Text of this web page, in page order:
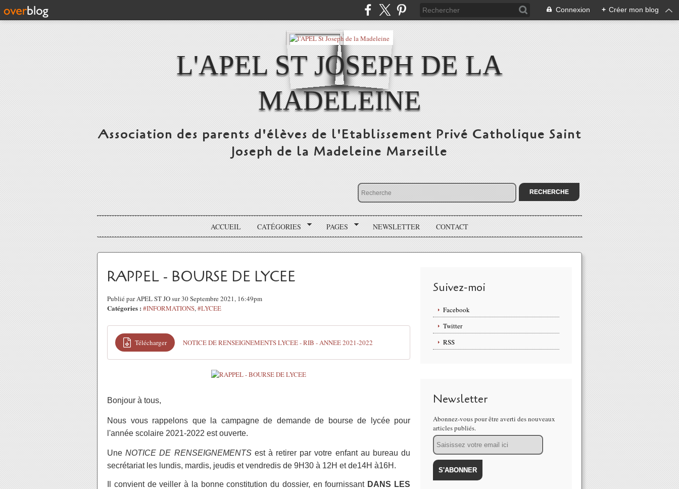
Connexion + Créer mon blog
L'APEL ST JOSEPH DE LA
MADELEINE
Association des parents d'élèves de l'Etablissement Privé Catholique Saint
Joseph de la Madeleine Marseille
ACCUEIL CATÉGORIES PAGES NEWSLETTER CONTACT
RAPPEL - BOURSE DE LYCEE
Publié par APEL ST JO sur 30 Septembre 2021, 16:49pm
Catégories : #INFORMATIONS,#LYCEE
Télécharger NOTICE DE RENSEIGNEMENTS LYCEE - RIB - ANNEE 2021-2022
Bonjour à tous,
Nous vous rappelons que la campagne de demande de bourse de lycée pour
l'année scolaire 2021-2022 est ouverte.
UneNOTICE DE RENSEIGNEMENTSest à retirer par votre enfant au bureau du
secrétariat les lundis, mardis, jeudis et vendredis de 9H30 à 12H et de14H à16H.
Il convient de veiller à la bonne constitution du dossier, en fournissant DANS LES
Suivez-moi
Facebook
Twitter
RSS
Newsletter
Abonnez-vous pour être averti des nouveaux
articles publiés.
Email